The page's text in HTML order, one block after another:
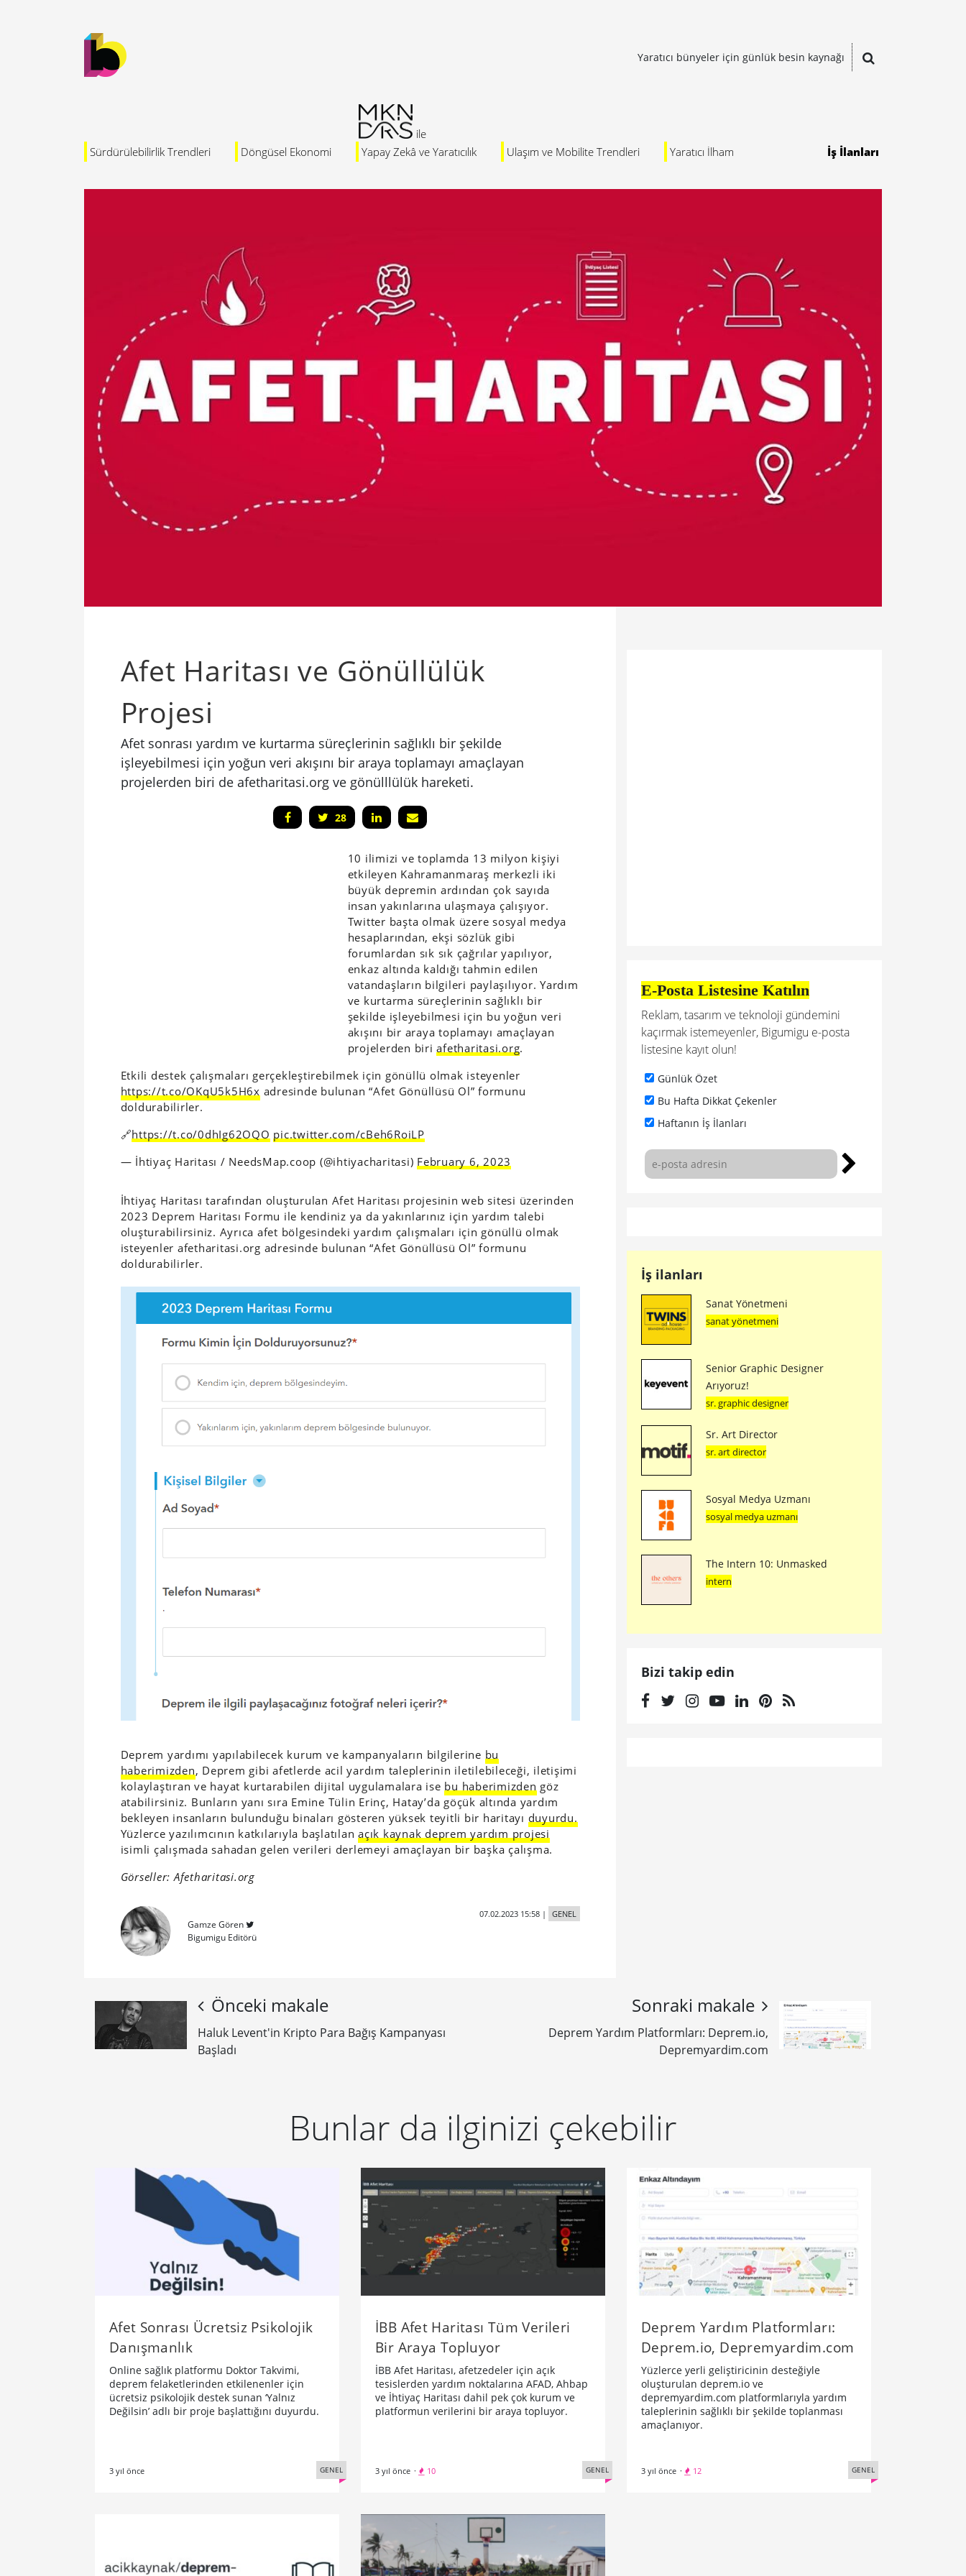
Yaratıcı bünyeler için günlük besin kaynağı
Sürdürülebilirlik Trendleri Döngüsel Ekonomi Yapay Zekâ ve Yaratıcılık Ulaşım ve Mobilite Trendleri Yaratıcı İlham İş İlanları
Afet Haritası ve Gönüllülük
Projesi
Afet sonrası yardım ve kurtarma süreçlerinin sağlıklı bir şekilde
işleyebilmesi için yoğun veri akışını bir araya toplamayı amaçlayan
projelerden biri de afetharitasi.org ve gönülllülük hareketi.
28
10 ilimizi ve toplamda 13 milyon kişiyi
etkileyen Kahramanmaraş merkezli iki
büyük depremin ardından çok sayıda
insan yakınlarına ulaşmaya çalışıyor.
Twitter başta olmak üzere sosyal medya
hesaplarından, ekşi sözlük gibi
forumlardan sık sık çağrılar yapılıyor,
enkaz altında kaldığı tahmin edilen
vatandaşların bilgileri paylaşılıyor. Yardım
ve kurtarma süreçlerinin sağlıklı bir
şekilde işleyebilmesi için bu yoğun veri
akışını bir araya toplamayı amaçlayan
projelerden biriafetharitasi.org.
Etkili destek çalışmaları gerçekleştirebilmek için gönüllü olmak isteyenler
https://t.co/OKqU5k5H6x adresinde bulunan “Afet Gönüllüsü Ol” formunu
doldurabilirler.
🔗https://t.co/0dhIg62OQO pic.twitter.com/cBeh6RoiLP
— İhtiyaç Haritası / NeedsMap.coop (@ihtiyacharitasi) February 6, 2023
İhtiyaç Haritası tarafından oluşturulan Afet Haritası projesinin web sitesi üzerinden
2023 Deprem Haritası Formu ile kendiniz ya da yakınlarınız için yardım talebi
oluşturabilirsiniz. Ayrıca afet bölgesindeki yardım çalışmaları için gönüllü olmak
isteyenler afetharitasi.org adresinde bulunan “Afet Gönüllüsü Ol” formunu
doldurabilirler.
Deprem yardımı yapılabilecek kurum ve kampanyaların bilgilerine bu
haberimizden, Deprem gibi afetlerde acil yardım taleplerinin iletilebileceği, iletişimi
kolaylaştıran ve hayat kurtarabilen dijital uygulamalara ise bu haberimizden göz
atabilirsiniz. Bunların yanı sıra Emine Tülin Erinç, Hatay’da göçük altında yardım
bekleyen insanların bulunduğu binaları gösteren yüksek teyitli bir haritayı duyurdu.
Yüzlerce yazılımcının katkılarıyla başlatılanaçık kaynak deprem yardım projesi
isimli çalışmada sahadan gelen verileri derlemeyi amaçlayan bir başka çalışma.
Görseller: Afetharitasi.org
Gamze Gören
Bigumigu Editörü
07.02.2023 15:58| GENEL
E-Posta Listesine Katılın
Reklam, tasarım ve teknoloji gündemini
kaçırmak istemeyenler, Bigumigu e-posta
listesine kayıt olun!
Günlük Özet
Bu Hafta Dikkat Çekenler
Haftanın İş İlanları
İş ilanları
Sanat Yönetmeni
sanat yönetmeni
Senior Graphic Designer
Arıyoruz!
sr. graphic designer
Sr. Art Director
sr. art director
Sosyal Medya Uzmanı
sosyal medya uzmanı
The Intern 10: Unmasked
intern
Bizi takip edin
Önceki makale
Haluk Levent'in Kripto Para Bağış Kampanyası
Başladı
Sonraki makale
Deprem Yardım Platformları: Deprem.io,
Depremyardim.com
Bunlar da ilginizi çekebilir
Afet Sonrası Ücretsiz Psikolojik
Danışmanlık
Online sağlık platformu Doktor Takvimi,
deprem felaketlerinden etkilenenler için
ücretsiz psikolojik destek sunan ‘Yalnız
Değilsin’ adlı bir proje başlattığını duyurdu.
3 yıl önce GENEL
İBB Afet Haritası Tüm Verileri
Bir Araya Topluyor
İBB Afet Haritası, afetzedeler için açık
tesislerden yardım noktalarına AFAD, Ahbap
ve İhtiyaç Haritası dahil pek çok kurum ve
platformun verilerini bir araya topluyor.
3 yıl önce · 10 GENEL
Deprem Yardım Platformları:
Deprem.io, Depremyardim.com
Yüzlerce yerli geliştiricinin desteğiyle
oluşturulan deprem.io ve
depremyardim.com platformlarıyla yardım
taleplerinin sağlıklı bir şekilde toplanması
amaçlanıyor.
3 yıl önce · 12 GENEL